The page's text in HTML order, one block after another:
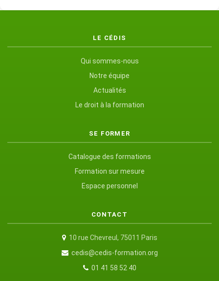
LE CÉDIS
Qui sommes-nous
Notre équipe
Actualités
Le droit à la formation
SE FORMER
Catalogue des formations
Formation sur mesure
Espace personnel
CONTACT
10 rue Chevreul, 75011 Paris
cedis@cedis-formation.org
01 41 58 52 40